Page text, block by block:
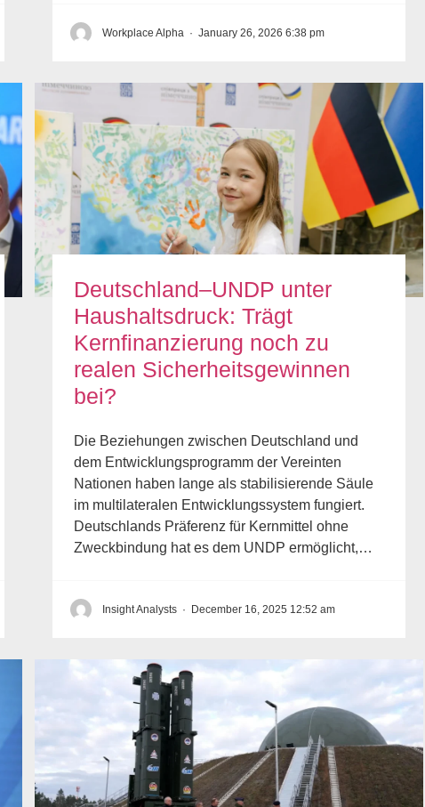
Workplace Alpha · January 26, 2026 6:38 pm
Deutschland–UNDP unter
Haushaltsdruck: Trägt
Kernfinanzierung noch zu
realen Sicherheitsgewinnen
bei?
Die Beziehungen zwischen Deutschland und
dem Entwicklungsprogramm der Vereinten
Nationen haben lange als stabilisierende Säule
im multilateralen Entwicklungssystem fungiert.
Deutschlands Präferenz für Kernmittel ohne
Zweckbindung hat es dem UNDP ermöglicht,…
Insight Analysts · December 16, 2025 12:52 am